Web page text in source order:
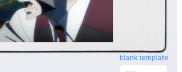
blank template